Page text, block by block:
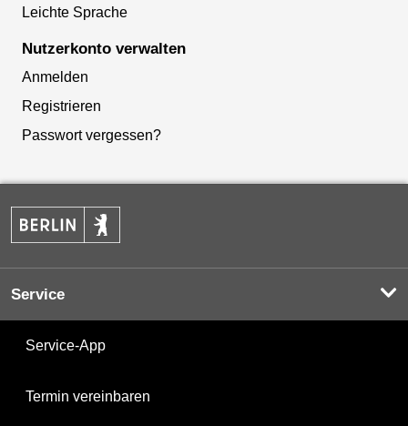
Leichte Sprache
Nutzerkonto verwalten
Anmelden
Registrieren
Passwort vergessen?
Service
Service-App
Termin vereinbaren